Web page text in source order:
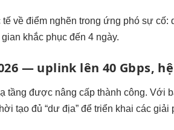
về điểm nghẽn trong ứng phó sự
khắc phục đến 4 ngày.
— uplink lên 40 Gbps,
tầng được nâng cấp thành công. Với
tạo đủ “dư địa” để triển khai các